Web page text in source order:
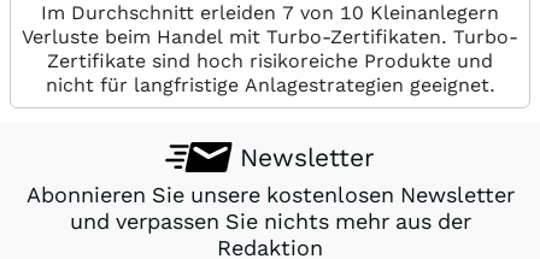
Im Durchschnitt erleiden 7 von 10 Kleinanlegern
Verluste beim Handel mit Turbo-Zertifikaten. Turbo-
Zertifikate sind hoch risikoreiche Produkte und
nicht für langfristige Anlagestrategien geeignet.
Newsletter
Abonnieren Sie unsere kostenlosen Newsletter
und verpassen Sie nichts mehr aus der
Redaktion